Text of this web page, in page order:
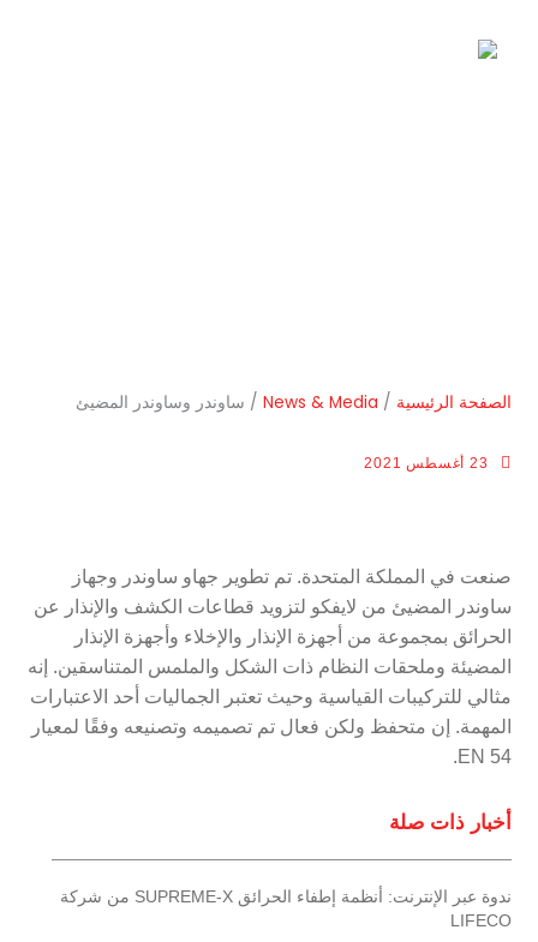
المحتوى
الصفحة الرئيسية /
News & Media
/ ساوندر وساوندر المضيئ
23 أغسطس 2021
صنعت في المملكة المتحدة. تم تطوير جهاو ساوندر وجهاز
ساوندر المضيئ من لايفكو لتزويد قطاعات الكشف والإنذار عن
الحرائق بمجموعة من أجهزة الإنذار والإخلاء وأجهزة الإنذار
المضيئة وملحقات النظام ذات الشكل والملمس المتناسقين. إنه
مثالي للتركيبات القياسية وحيث تعتبر الجماليات أحد الاعتبارات
المهمة. إن متحفظ ولكن فعال تم تصميمه وتصنيعه وفقًا لمعيار
EN 54.
أخبار ذات صلة
ندوة عبر الإنترنت: أنظمة إطفاء الحرائق SUPREME-X من شركة
LIFECO